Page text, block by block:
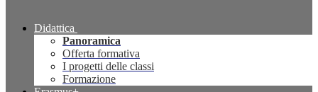
Didattica
Panoramica
Offerta formativa
I progetti delle classi
Formazione